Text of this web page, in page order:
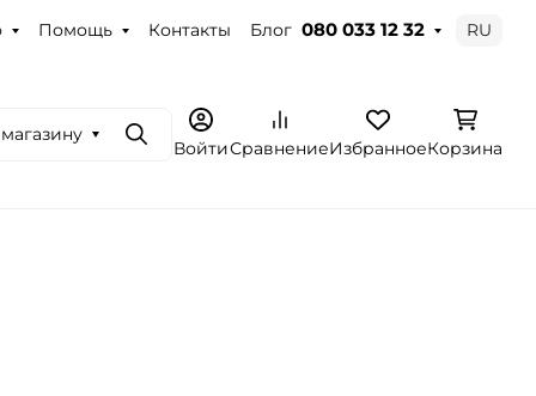
Помощь Контакты Блог 080 033 12 32 RU
ПоискВойтиСравнениеИзбранноеКорзина